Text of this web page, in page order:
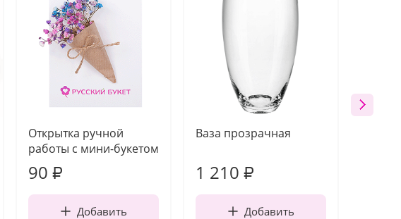
Открытка ручной
работы с мини-букетом
90 ₽
Добавить
Ваза прозрачная
1 210 ₽
Добавить